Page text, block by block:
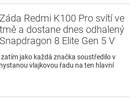
Záda Redmi K100 Pro svítí ve
tmě a dostane dnes odhalený
Snapdragon 8 Elite Gen 5 V
jako každá značka soustředilo v
vlajkovou řadu na ten hlavní